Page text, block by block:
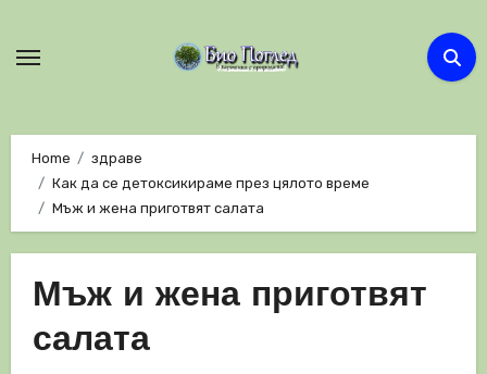
Home
здраве
Как да се детоксикираме през цялото време
Мъж и жена приготвят салата
Мъж и жена приготвят
салата